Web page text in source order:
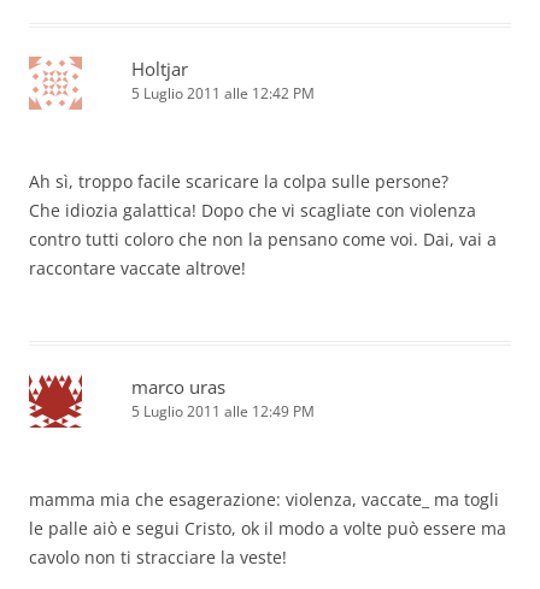
Holtjar
5 Luglio 2011 alle 12:42 PM
Ah sì, troppo facile scaricare la colpa sulle persone?
Che idiozia galattica! Dopo che vi scagliate con violenza
contro tutti coloro che non la pensano come voi. Dai, vai a
raccontare vaccate altrove!
marco uras
5 Luglio 2011 alle 12:49 PM
mamma mia che esagerazione: violenza, vaccate_ ma togli
le palle aiò e segui Cristo, ok il modo a volte può essere ma
cavolo non ti stracciare la veste!